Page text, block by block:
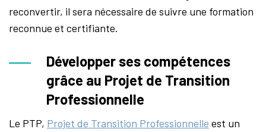
reconvertir, il sera nécessaire de suivre une formation
reconnue et certifiante.
Développer ses compétences
grâce au Projet de Transition
Professionnelle
Le PTP, Projet de Transition Professionnelle est un